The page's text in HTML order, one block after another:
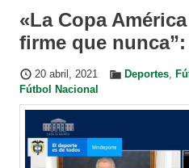
«La Copa
firme que
20 abril, 2021 Deportes,
Fútbol Nacional